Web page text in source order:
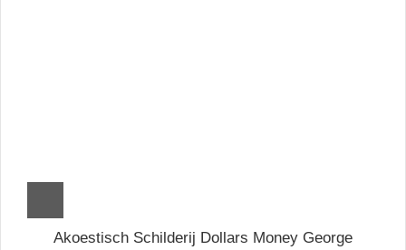
Akoestisch Schilderij Dollars Money George